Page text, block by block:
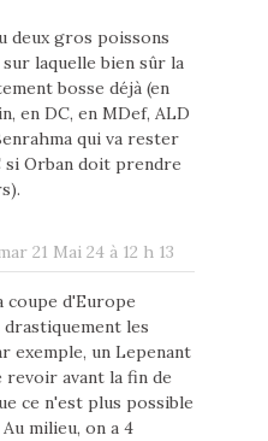
deux gros poissons
laquelle bien sûr la
bosse déjà (en
en DC, en MDef, ALD
qui va rester
si Orban doit prendre
21 Mai 24 à 12 h 13
coupe d'Europe
les
exemple, un Lepenant
revoir avant la fin de
ce n'est plus possible
milieu, on a 4